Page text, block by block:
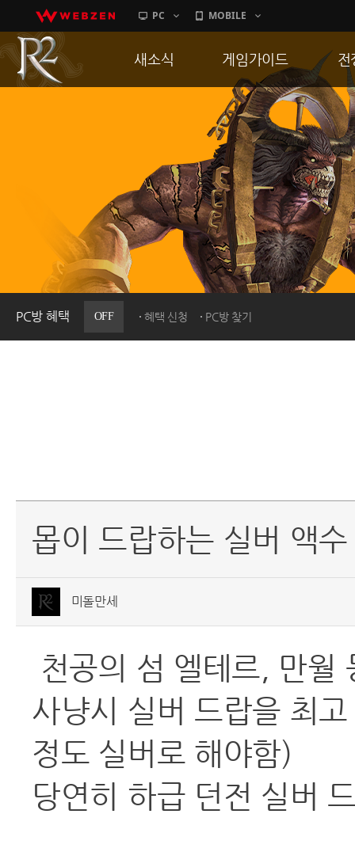
PC MOBILE
PC방 혜택 OFF 혜택 신청 PC방 찾기
새소식
이벤트
히스토리
PC방으로간다
게임가이드
게임 특징
서버가이드
신병훈련소
세부가이드
통합보급센터
전
통
공
몹이 드랍하는 실버 액
미돌만세
천공의 섬 엘테르, 만월
사냥시 실버 드랍을 최
정도 실버로 해야함)
당연히 하급 던전 실버